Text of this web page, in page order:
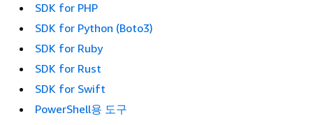
SDK for PHP
SDK for Python (Boto3)
SDK for Ruby
SDK for Rust
SDK for Swift
PowerShell용 도구